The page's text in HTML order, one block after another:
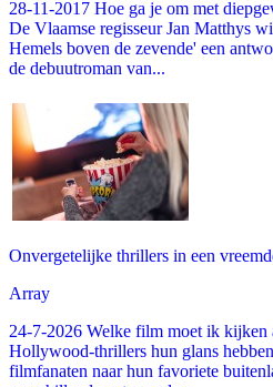
28-11-2017 Hoe ga je om met
De Vlaamse regisseur Jan Matthys
Hemels boven de zevende' een
de debuutroman van...
Onvergetelijke thrillers in een
Array
24-7-2026 Welke film moet ik kijken
Hollywood-thrillers hun glans
filmfanaten naar hun favoriete